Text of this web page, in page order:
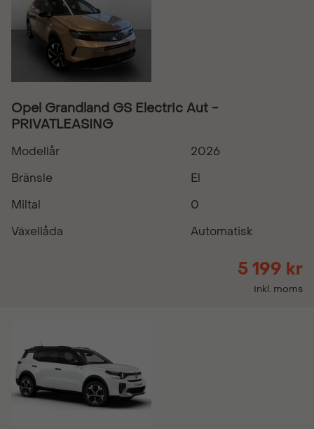
Opel Grandland GS Electric Aut -
PRIVATLEASING
Modellår
2026
Bränsle
El
Miltal
0
Växellåda
Automatisk
5 199 kr
Inkl. moms